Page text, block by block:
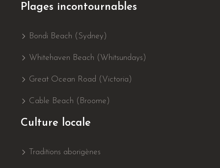
Plages incontournables
Bondi Beach (Sydney)
Whitehaven Beach (Whitsundays)
Great Ocean Road (Victoria)
Cable Beach (Broome)
Culture locale
Traditions aborigènes